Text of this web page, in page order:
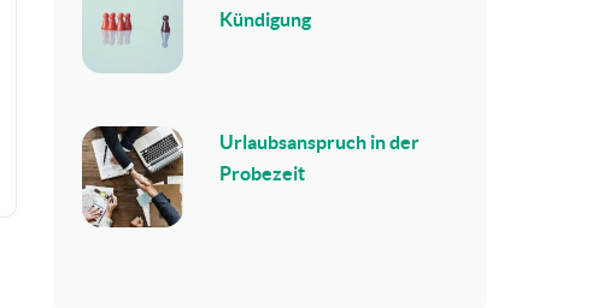
Kündigung
Urlaubsanspruch in der
Probezeit